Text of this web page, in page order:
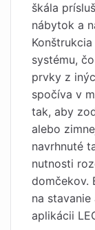
škála
nábytok a
systému,
prvky z
spočíva v
tak, aby
alebo
navrhnuté
nutnosti
domčekov.
na
aplikácii